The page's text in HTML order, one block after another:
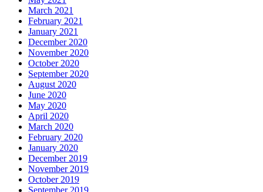
March 2021
February 2021
January 2021
December 2020
November 2020
October 2020
September 2020
August 2020
June 2020
May 2020
April 2020
March 2020
February 2020
January 2020
December 2019
November 2019
October 2019
September 2019